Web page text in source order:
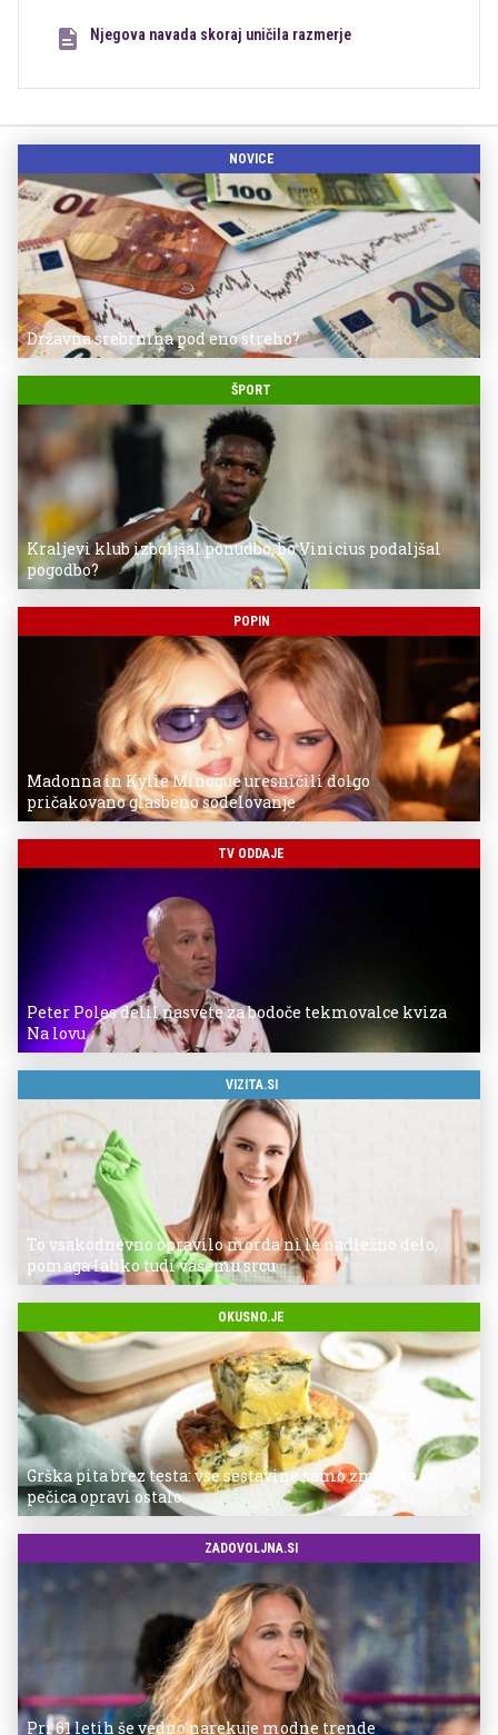
Njegova navada skoraj uničila razmerje
NOVICE
Državna srebrnina pod eno streho?
ŠPORT
Kraljevi klub izboljšal ponudbo, bo Vinicius podaljšal
pogodbo?
POPIN
Madonna in Kylie Minogue uresničili dolgo
pričakovano glasbeno sodelovanje
TV ODDAJE
Peter Poles delil nasvete za bodoče tekmovalce kviza
Na lovu
VIZITA.SI
To vsakodnevno opravilo morda ni le nadležno delo,
pomaga lahko tudi vašemu srcu
OKUSNO.JE
Grška pita brez testa: vse sestavine samo zmešate in
pečica opravi ostalo
ZADOVOLJNA.SI
Pri 61 letih še vedno narekuje modne trende